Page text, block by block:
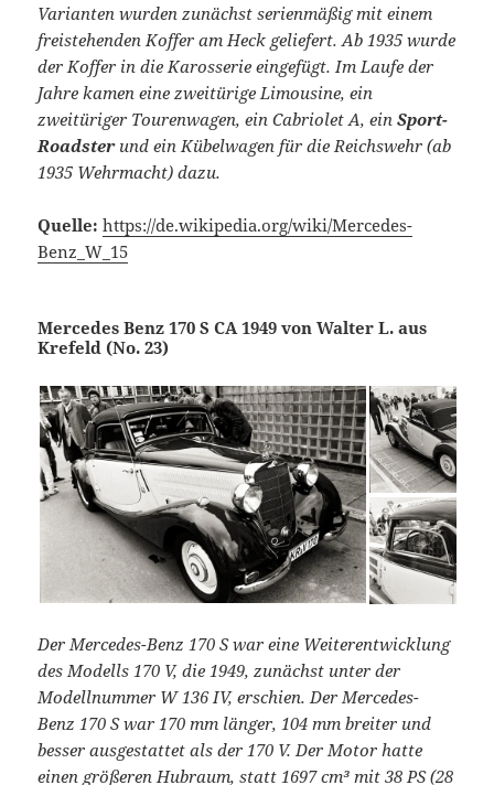
Varianten wurden zunächst serienmäßig mit einem
freistehenden Koffer am Heck geliefert. Ab 1935 wurde
der Koffer in die Karosserie eingefügt. Im Laufe der
Jahre kamen eine zweitürige Limousine, ein
zweitüriger Tourenwagen, ein Cabriolet A, einSport-
Roadsterund ein Kübelwagen für die Reichswehr (ab
1935 Wehrmacht) dazu.
Quelle: https://de.wikipedia.org/wiki/Mercedes-
Benz_W_15
Mercedes Benz 170 S CA 1949 von Walter L. aus
Krefeld (No. 23)
Der Mercedes-Benz 170 S war eine Weiterentwicklung
des Modells 170 V, die 1949, zunächst unter der
Modellnummer W 136 IV, erschien. Der Mercedes-
Benz 170 S war 170 mm länger, 104 mm breiter und
besser ausgestattet als der 170 V. Der Motor hatte
einen größeren Hubraum, statt 1697 cm³ mit 38 PS (28